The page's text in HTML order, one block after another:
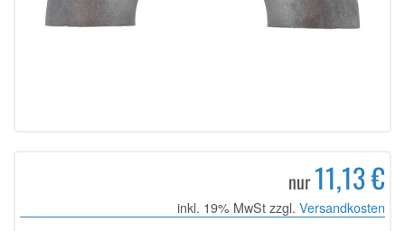
nur11,13 €
inkl. 19% MwSt zzgl. Versandkosten